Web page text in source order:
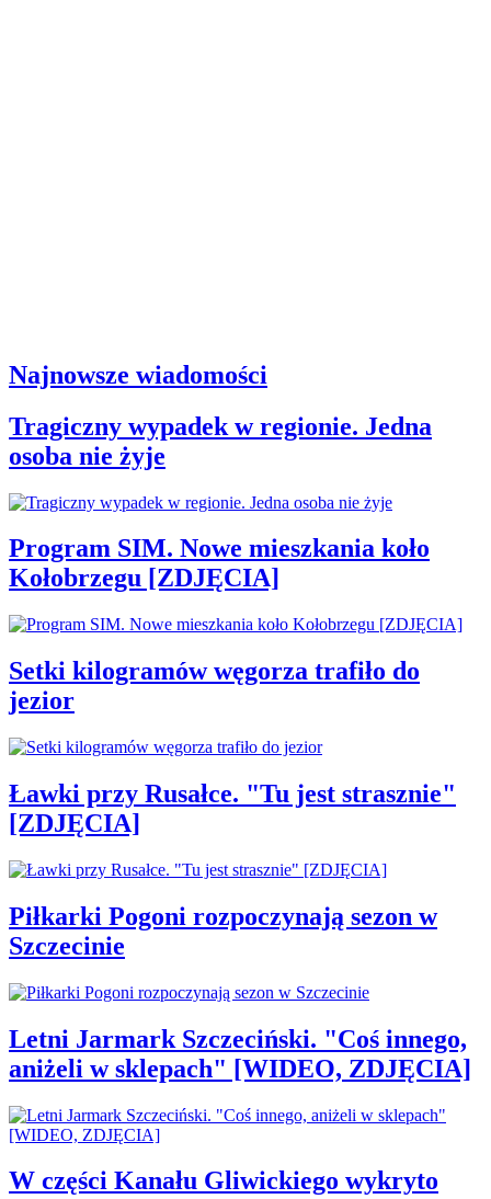
Najnowsze wiadomości
Tragiczny wypadek w regionie. Jedna
osoba nie żyje
Program SIM. Nowe mieszkania koło
Kołobrzegu [ZDJĘCIA]
Setki kilogramów węgorza trafiło do
jezior
Ławki przy Rusałce. "Tu jest strasznie"
[ZDJĘCIA]
Piłkarki Pogoni rozpoczynają sezon w
Szczecinie
Letni Jarmark Szczeciński. "Coś innego,
aniżeli w sklepach" [WIDEO, ZDJĘCIA]
W części Kanału Gliwickiego wykryto